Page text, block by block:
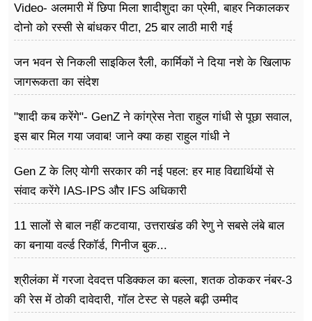
Video- अलमारी में छिपा मिला शादीशुदा का प्रेमी, बाहर निकालकर
दोनो को रस्सी से बांधकर पीटा, 25 बार लाठी मारी गई
जन भवन से निकली साइकिल रैली, कार्मिकों ने दिया नशे के खिलाफ
जागरूकता का संदेश
"शादी कब करेंगे"- GenZ ने कांग्रेस नेता राहुल गांधी से पूछा सवाल,
इस बार मिल गया जवाब! जाने क्या कहा राहुल गांधी ने
Gen Z के लिए योगी सरकार की नई पहल: हर माह विद्यार्थियों से
संवाद करेंगे IAS-IPS और IFS अधिकारी
11 सालों से बाल नहीं कटवाया, उत्तराखंड की रेणु ने सबसे लंबे बाल
का बनाया वर्ल्ड रिकॉर्ड, गिनीज बुक...
श्रीलंका में गरजा देवदत्त पडिक्कल का बल्ला, शतक ठोककर नंबर-3
की रेस में ठोकी दावेदारी, गॉल टेस्ट से पहले बढ़ी उम्मीद